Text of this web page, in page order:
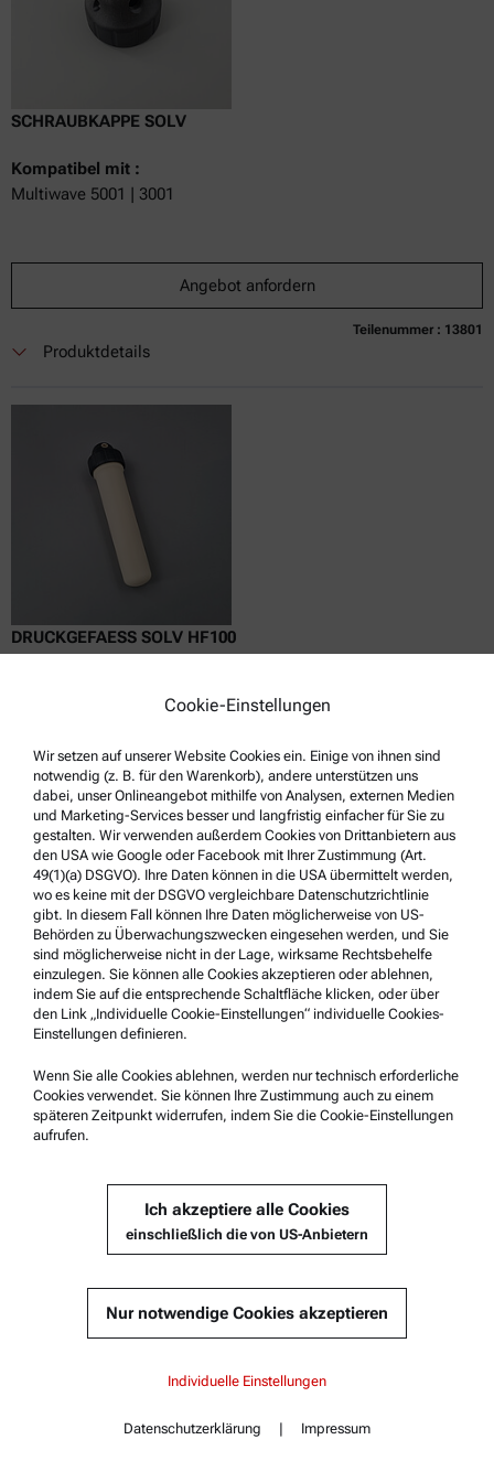
SCHRAUBKAPPE SOLV
Kompatibel mit :
Multiwave 5001 | 3001
Angebot anfordern
Teilenummer : 13801
Produktdetails
DRUCKGEFAESS SOLV HF100
Multiwave 5001 | 3001
Angebot anfordern
Teilenummer : 24175
Produktdetails
Multiwave 5001 | 3001
Angebot anfordern
Cookie-Einstellungen
Wir setzen auf unserer Website Cookies ein. Einige von ihnen sind
notwendig (z. B. für den Warenkorb), andere unterstützen uns
dabei, unser Onlineangebot mithilfe von Analysen, externen Medien
und Marketing-Services besser und langfristig einfacher für Sie zu
gestalten. Wir verwenden außerdem Cookies von Drittanbietern aus
den USA wie Google oder Facebook mit Ihrer Zustimmung (Art.
49(1)(a) DSGVO). Ihre Daten können in die USA übermittelt werden,
wo es keine mit der DSGVO vergleichbare Datenschutzrichtlinie
gibt. In diesem Fall können Ihre Daten möglicherweise von US-
Behörden zu Überwachungszwecken eingesehen werden, und Sie
sind möglicherweise nicht in der Lage, wirksame Rechtsbehelfe
einzulegen. Sie können alle Cookies akzeptieren oder ablehnen,
indem Sie auf die entsprechende Schaltfläche klicken, oder über
den Link „Individuelle Cookie-Einstellungen“ individuelle Cookies-
Einstellungen definieren.
Wenn Sie alle Cookies ablehnen, werden nur technisch erforderliche
Cookies verwendet. Sie können Ihre Zustimmung auch zu einem
späteren Zeitpunkt widerrufen, indem Sie die Cookie-Einstellungen
aufrufen.
Ich akzeptiere alle Cookies
einschließlich die von US-Anbietern
Nur notwendige Cookies akzeptieren
Individuelle Einstellungen
Datenschutzerklärung | Impressum
Multiwave 3001
Kontakt Inhalt